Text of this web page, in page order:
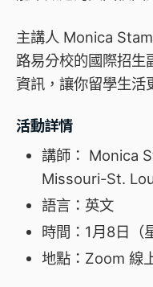
主講人 Monica
路易分校的國際招生
資訊，讓你留學生活
活動詳情
講師： Monica
Missouri-St.
語言：英文
時間：1月8日（
地點：Zoom 線